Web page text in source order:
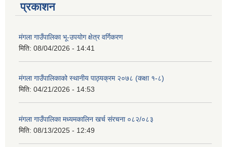
प्रकाशन
मंगला गाउँपालिका भू-उपयोग क्षेत्र वर्गिकरण
मिति: 08/04/2026 - 14:41
मंगला गाउँपालिकाको स्थानीय पाठ्यक्रम २०७८ (कक्षा १-८)
मिति: 04/21/2026 - 14:53
मंगला गाउँपालिका मध्यमकालिन खर्च संरचना ०८२/०८३
मिति: 08/13/2025 - 12:49